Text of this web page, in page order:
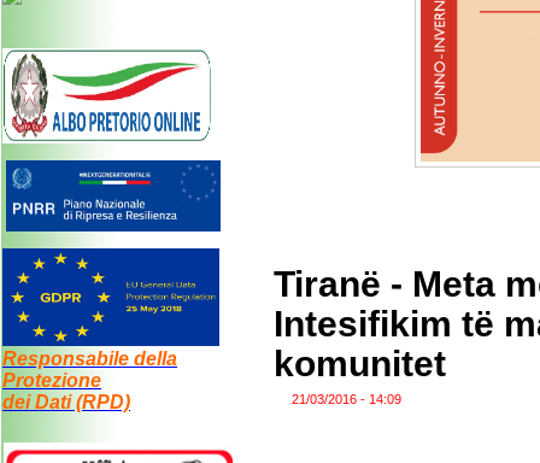
Responsabile della
Protezione
dei Dati (RPD)
Tiranë - Meta
Intesifikim të
komunitet
21/03/2016 - 14:09